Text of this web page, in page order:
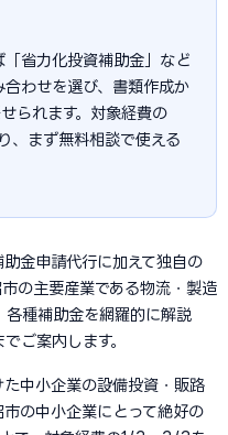
省力化投資補助金」など
わせを選び、書類作成か
られます。対象経費の
、まず無料相談で使える
金申請代行に加えて独自の
の主要産業である物流・製造
各種補助金を網羅的に解説
ご案内します。
中小企業の設備投資・販路
の中小企業にとって絶好の